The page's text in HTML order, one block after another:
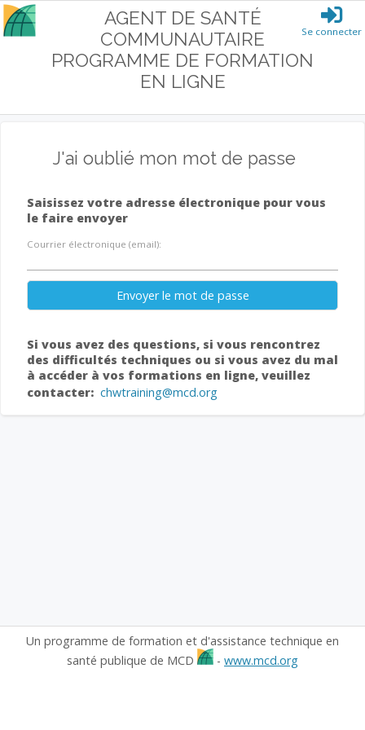
AGENT DE SANTÉ
COMMUNAUTAIRE
PROGRAMME DE FORMATION
EN LIGNE
Se connecter
J'ai oublié mon mot de passe
Saisissez votre adresse électronique pour vous
le faire envoyer
Courrier électronique (email):
Envoyer le mot de passe
Si vous avez des questions, si vous rencontrez
des difficultés techniques ou si vous avez du mal
à accéder à vos formations en ligne, veuillez
contacter: chwtraining@mcd.org
Un programme de formation et d'assistance technique en
santé publique de MCD
- www.mcd.org